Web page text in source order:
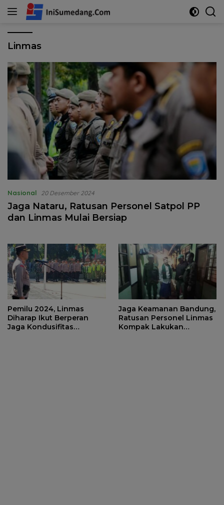
Langsung
Linmas
Nasional 20 Desember 2024
Jaga Nataru, Ratusan Personel Satpol PP
dan Linmas Mulai Bersiap
Pemilu 2024, Linmas
Diharap Ikut Berperan
Jaga Kondusifitas
Jaga Keamanan Bandung,
Ratusan Personel Linmas
Kompak Lakukan